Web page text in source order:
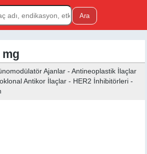
Ajanlar - Antineoplastik İlaçlar
Antikor İlaçlar - HER2 İnhibitörleri -